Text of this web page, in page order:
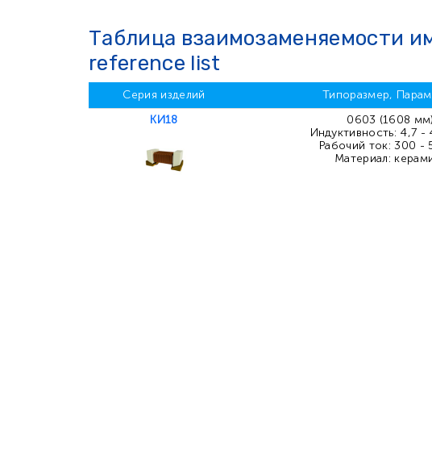
Таблица взаимозаменяемости
reference list
Серия изделий Типоразмер,
КИ18
0603 (1608 мм)
Индуктивность: 4,7 -
Рабочий ток: 300 -
Материал: